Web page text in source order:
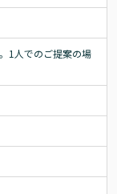
1人でのご提案の場